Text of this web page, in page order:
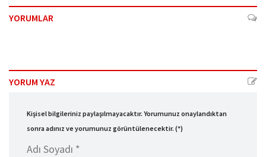
YORUMLAR
YORUM YAZ
Kişisel bilgileriniz paylaşılmayacaktır. Yorumunuz onaylandıktan
sonra adınız ve yorumunuz görüntülenecektir. (*)
Adı Soyadı *